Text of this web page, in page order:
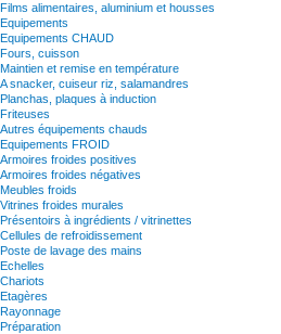
Films alimentaires, aluminium et housses
Equipements
Equipements CHAUD
Fours, cuisson
Maintien et remise en température
A snacker, cuiseur riz, salamandres
Planchas, plaques à induction
Friteuses
Autres équipements chauds
Equipements FROID
Armoires froides positives
Armoires froides négatives
Meubles froids
Vitrines froides murales
Présentoirs à ingrédients / vitrinettes
Cellules de refroidissement
Poste de lavage des mains
Echelles
Chariots
Etagères
Rayonnage
Préparation